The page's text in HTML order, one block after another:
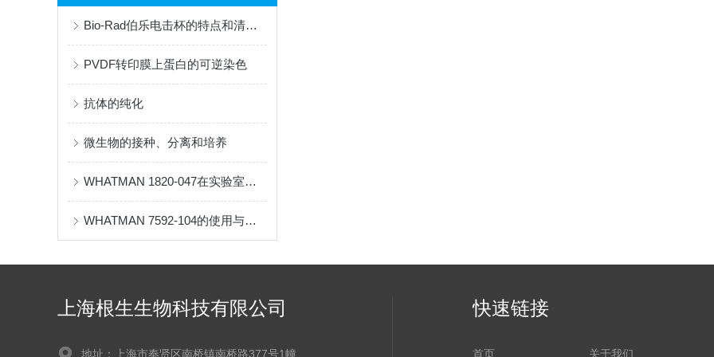
Bio-Rad伯乐电击杯的特点和清洗流程是怎样的
PVDF转印膜上蛋白的可逆染色
抗体的纯化
微生物的接种、分离和培养
WHATMAN 1820-047在实验室和工业生产中的关键应用
WHATMAN 7592-104的使用与维护指南说明
上海根生生物科技有限公司
地址：上海市奉贤区南桥镇南桥路377号1幢
快速链接
首页 关于我们